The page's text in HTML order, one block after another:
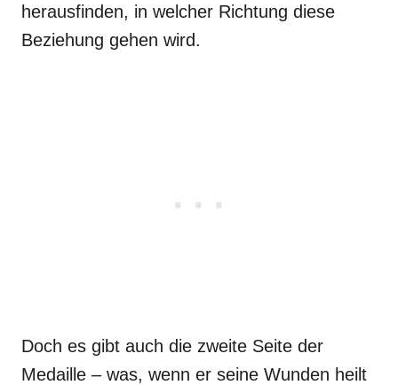
herausfinden, in welcher Richtung diese
Beziehung gehen wird.
Doch es gibt auch die zweite Seite der
Medaille – was, wenn er seine Wunden heilt